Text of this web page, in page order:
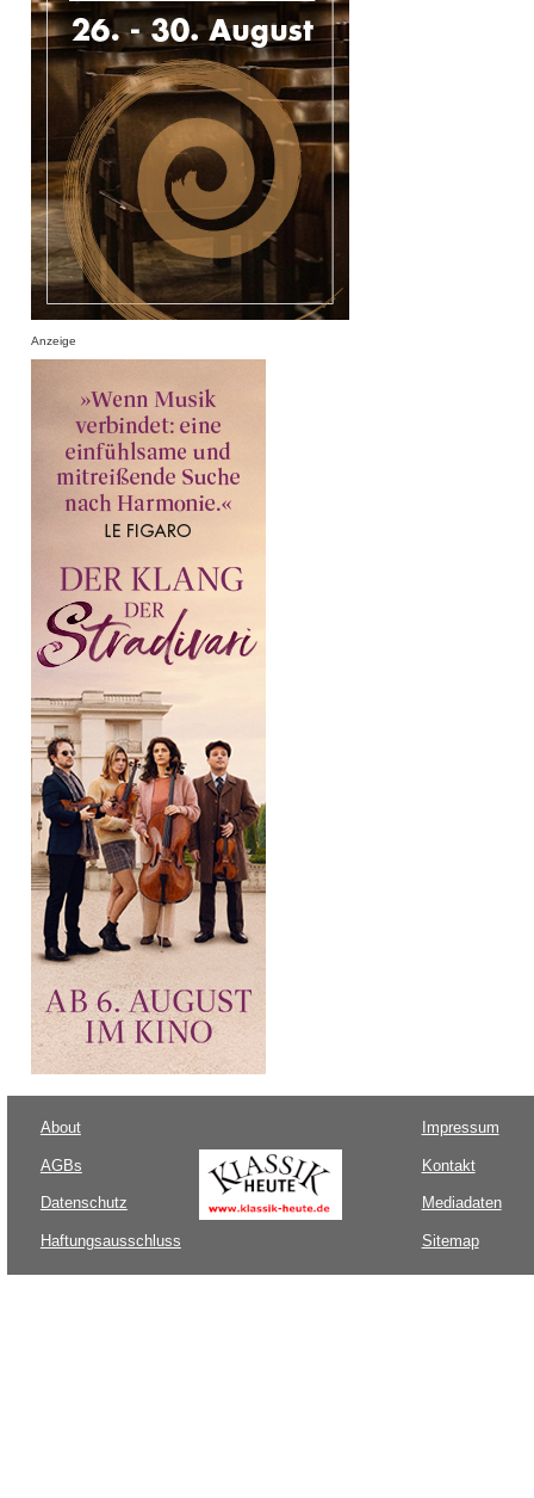
Anzeige
About
AGBs
Datenschutz
Haftungsausschluss
Impressum
Kontakt
Mediadaten
Sitemap